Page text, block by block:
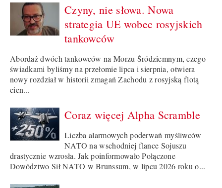
Czyny, nie słowa. Nowa
strategia UE wobec rosyjskich
tankowców
Abordaż dwóch tankowców na Morzu Śródziemnym, czego
świadkami byliśmy na przełomie lipca i sierpnia, otwiera
nowy rozdział w historii zmagań Zachodu z rosyjską flotą
cien...
Coraz więcej Alpha Scramble
Liczba alarmowych poderwań myśliwców
NATO na wschodniej flance Sojuszu
drastycznie wzrosła. Jak poinformowało Połączone
Dowództwo Sił NATO w Brunssum, w lipcu 2026 roku o...